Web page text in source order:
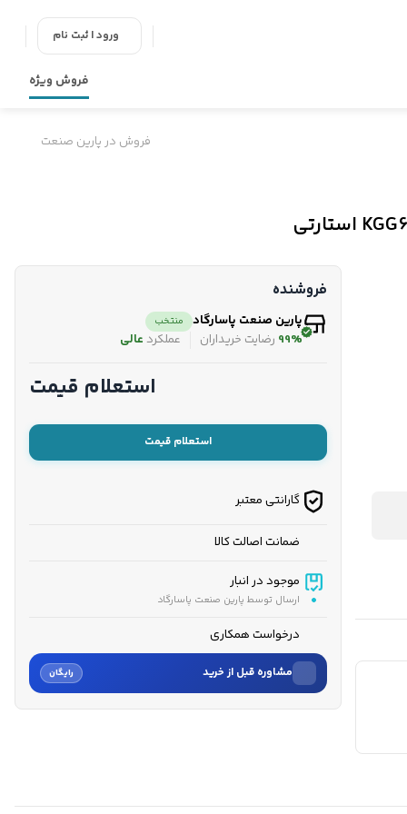
ورود | ثبت نام
فروش ویژه
فروش در پارین صنعت
فروشنده
پارین صنعت پاسارگاد منتخب
99% رضایت خریداران عملکرد عالی
استعلام قیمت
استعلام قیمت
گارانتی معتبر
ضمانت اصالت کالا
موجود در انبار
ارسال توسط پارین صنعت پاسارگاد
درخواست همکاری
مشاوره قبل از خرید رایگان
نام
شماره موبایل